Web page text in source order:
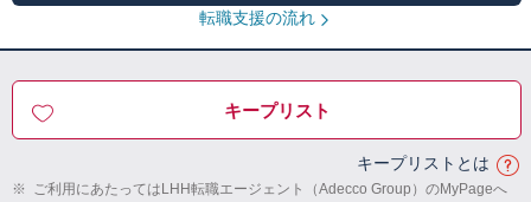
転職支援の流れ
キープリスト
キープリストとは
※ ご利用にあたってはLHH転職エージェント（Adecco Group）のMyPageへ